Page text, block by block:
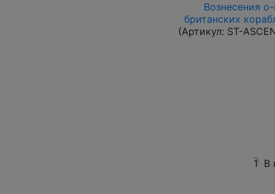
Вознесения
британских
(Артикул: ST-
1 В